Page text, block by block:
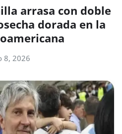
arrasa con doble
dorada en la
8, 2026